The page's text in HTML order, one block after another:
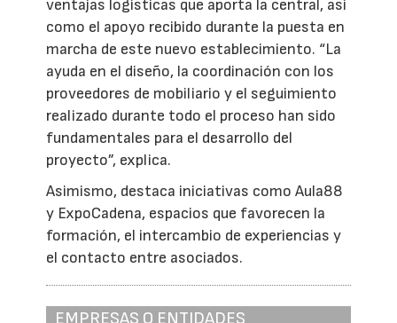
ventajas logísticas que aporta la central, así
como el apoyo recibido durante la puesta en
marcha de este nuevo establecimiento. “La
ayuda en el diseño, la coordinación con los
proveedores de mobiliario y el seguimiento
realizado durante todo el proceso han sido
fundamentales para el desarrollo del
proyecto”, explica.
Asimismo, destaca iniciativas como Aula88
y ExpoCadena, espacios que favorecen la
formación, el intercambio de experiencias y
el contacto entre asociados.
EMPRESAS O ENTIDADES